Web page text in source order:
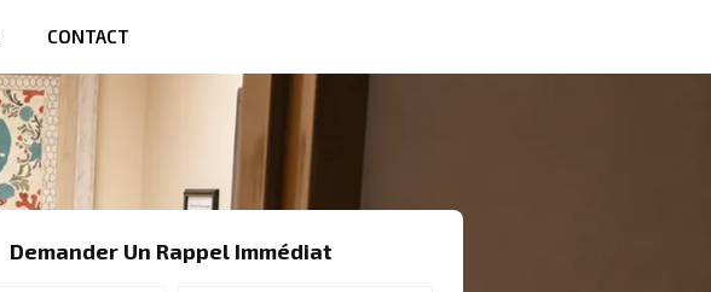
CONTACT
Demander Un Rappel Immédiat